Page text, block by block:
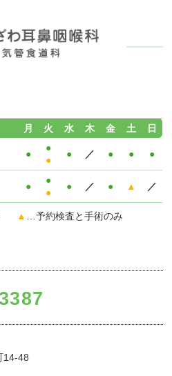
月 火 水 木 金 土
日
●
●
●
● ／ ● ● ●
●
●
●
● ／ ● ▲ ／
▲
…予約検査と手術のみ
14-48